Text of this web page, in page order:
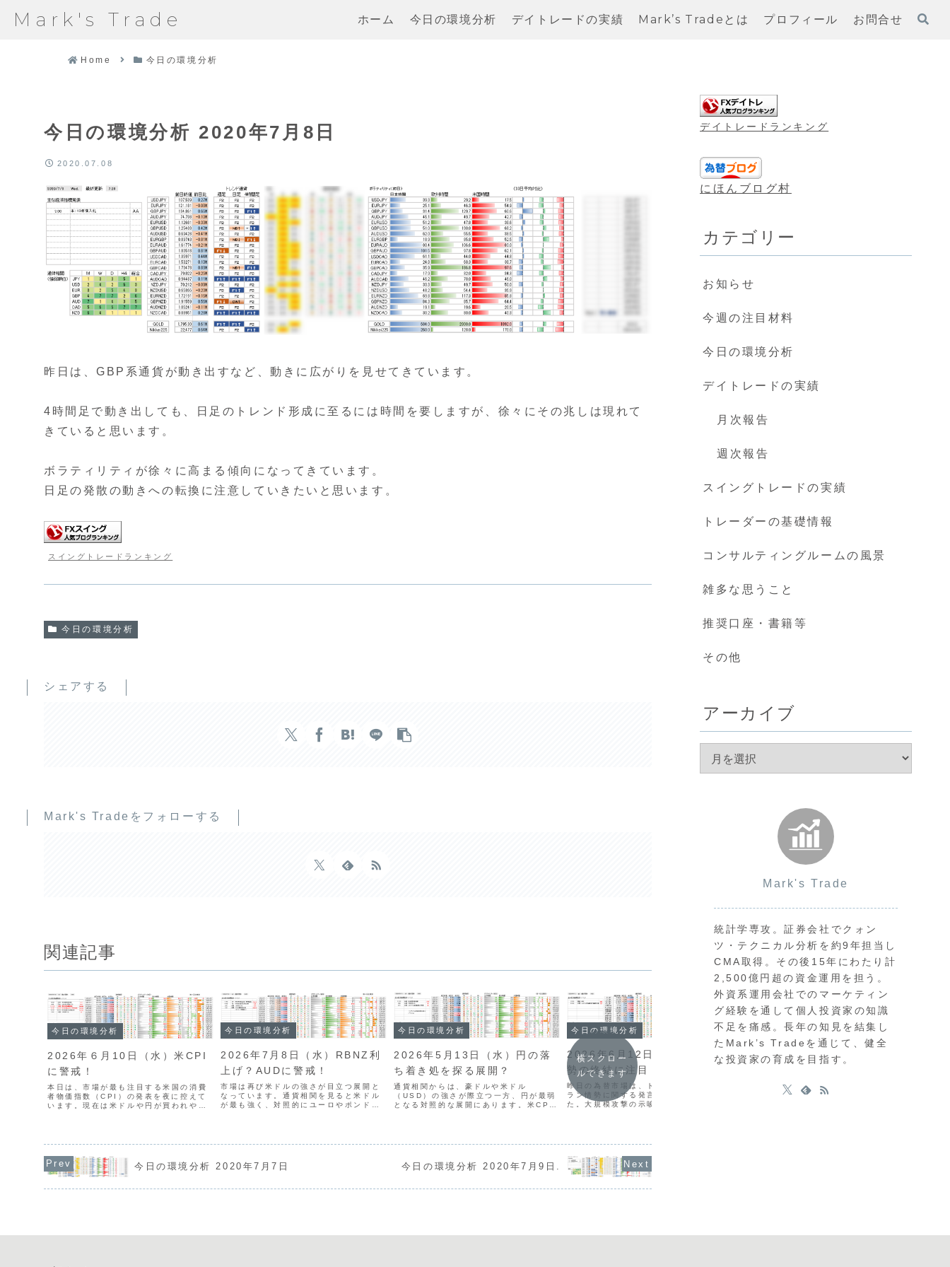
Mark's Trade ホーム 今日の環境分析 デイトレードの実績 Mark’s Tradeとは プロフィール お問合せ
Home 今日の環境分析
今日の環境分析 2020年7月8日
2020.07.08
昨日は、GBP系通貨が動き出すなど、動きに広がりを見せてきています。
4時間足で動き出しても、日足のトレンド形成に至るには時間を要しますが、徐々にその兆しは現れて
きていると思います。
ボラティリティが徐々に高まる傾向になってきています。
日足の発散の動きへの転換に注意していきたいと思います。
スイングトレードランキング
今日の環境分析
シェアする
Mark's Tradeをフォローする
関連記事
今日の環境分析
2026年６月10日（水）米CPI
に警戒！
本日は、市場が最も注目する米国の消費
者物価指数（CPI）の発表を夜に控えて
います。現在は米ドルや円が買われやす
今日の環境分析
2026年7月8日（水）RBNZ利
上げ？AUDに警戒！
市場は再び米ドルの強さが目立つ展開と
なっています。通貨相関を見ると米ドル
が最も強く、対照的にユーロやポンドの
今日の環境分析
2026年5月13日（水）円の落
ち着き処を探る展開？
通貨相関からは、豪ドルや米ドル
（USD）の強さが際立つ一方、円が最弱
となる対照的な展開にあります。米CPI
今日の環境分析
2026年6月12日（金）中東情
勢の終結に注目！
昨日の為替市場は、トランプ大統領のイ
ラン情勢に関する発言で大きく揺れまし
た。大規模攻撃の示唆から一転して最終
今日の環境分析
2026年5月15日（金）USD強
昨日の日銀委員による早期利上げを示唆
する発言や、予想を上回る米小売売上高
横スクロー
ルできます
今日の環境分析 2020年7月7日 今日の環境分析 2020年7月9日.
デイトレードランキング
にほんブログ村
カテゴリー
お知らせ
今週の注目材料
今日の環境分析
デイトレードの実績
月次報告
週次報告
スイングトレードの実績
トレーダーの基礎情報
コンサルティングルームの風景
雑多な思うこと
推奨口座・書籍等
その他
アーカイブ
Mark's Trade
統計学専攻。証券会社でクォン
ツ・テクニカル分析を約9年担当し
CMA取得。その後15年にわたり計
2,500億円超の資金運用を担う。
外資系運用会社でのマーケティン
グ経験を通して個人投資家の知識
不足を痛感。長年の知見を結集し
たMark’s Tradeを通じて、健全
な投資家の育成を目指す。